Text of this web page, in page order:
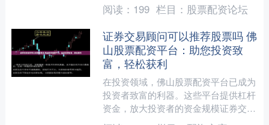
资收益。 1.了解自己的....
阅读： 199 栏目： 股票配资论坛
证券交易顾问可以推荐股票吗 佛
山股票配资平台：助您投资致
富，轻松获利
在投资领域，佛山股票配资平台已成为
投资者致富的利器。这些平台提供杠杆
资金，放大投资者的资金规模证券交易
顾问可以推荐股票吗，从而提升获利空